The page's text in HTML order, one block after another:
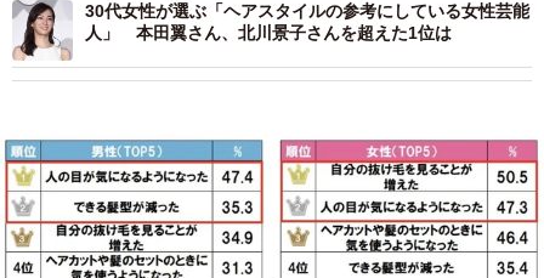
30代女性が選ぶ「ヘアスタイルの参考にしている女性芸能
人」 本田翼さん、北川景子さんを超えた1位は